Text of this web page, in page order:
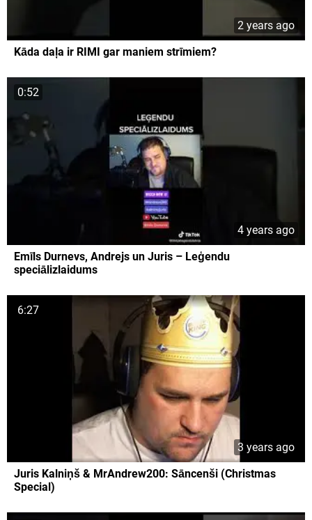
2 years ago
Kāda daļa ir RIMI gar maniem strīmiem?
0:52
4 years ago
Emīls Durnevs, Andrejs un Juris – Leģendu
speciālizlaidums
6:27
3 years ago
Juris Kalniņš & MrAndrew200: Sāncenši (Christmas
Special)